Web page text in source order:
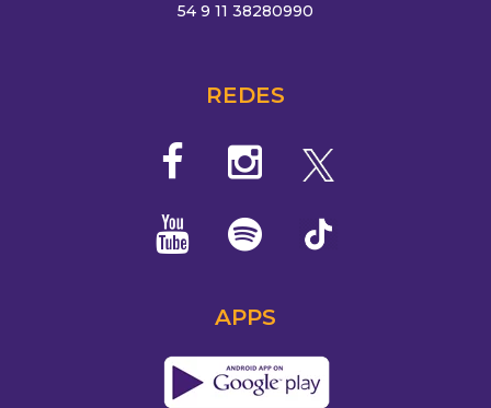
54 9 11 38280990
REDES
APPS